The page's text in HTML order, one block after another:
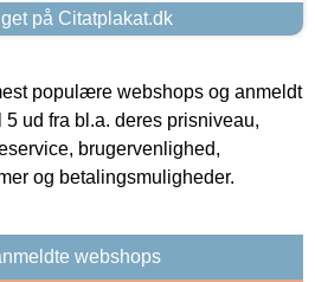
på Citatplakat.dk
populære webshops og anmeldt
ud fra bl.a. deres prisniveau,
brugervenlighed,
og betalingsmuligheder.
webshops